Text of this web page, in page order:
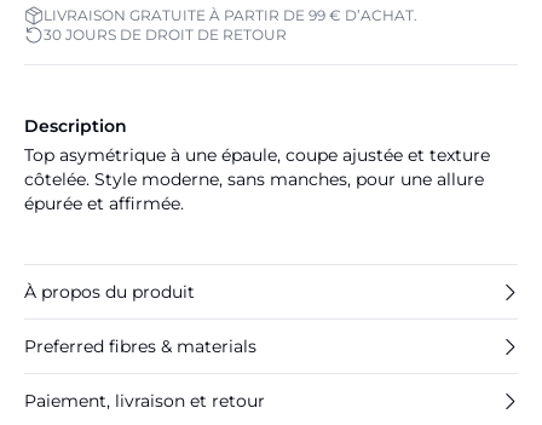
LIVRAISON GRATUITE À PARTIR DE 99 € D’ACHAT.
30 JOURS DE DROIT DE RETOUR
Description
Top asymétrique à une épaule, coupe ajustée et texture
côtelée. Style moderne, sans manches, pour une allure
épurée et affirmée.
À propos du produit
Preferred fibres & materials
Paiement, livraison et retour